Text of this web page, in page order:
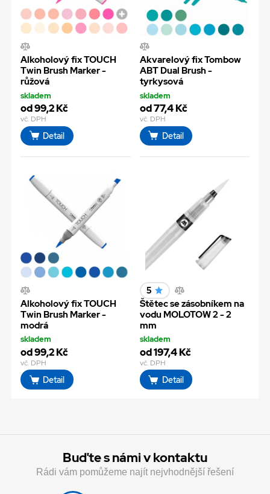
Alkoholový fix TOUCH
Twin Brush Marker -
růžová
skladem
od 99,2 Kč
vč. DPH
Detail
Akvarelový fix Tombow
ABT Dual Brush -
tyrkysová
skladem
od 77,4 Kč
vč. DPH
Detail
Alkoholový fix TOUCH
Twin Brush Marker -
modrá
skladem
od 99,2 Kč
vč. DPH
Detail
5
Štětec se zásobníkem na
vodu MOLOTOW 2 - 2
mm
skladem
od 197,4 Kč
vč. DPH
Detail
Buďte s námi v kontaktu
Rádi vám pomůžeme najít nejvhodnější řešení